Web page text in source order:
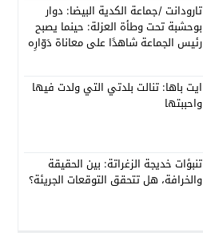
تارودانت /جماعة الكدية البيضا: دوار
بوحشبة تحت وطأة العزلة: حينما يصبح
رئيس الجماعة شاهدًا على معاناة دَوّارِه
ايت باها: تنالت بلدتي التي ولدت فيها
واحببتها
تنبؤات خديجة الزغراتة: بين الحقيقة
والخرافة، هل تتحقق التوقعات الجريئة؟